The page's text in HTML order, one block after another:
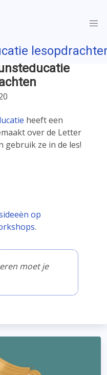
heeft een
over de Letter
gebruik ze in de les!
op
.
moet je